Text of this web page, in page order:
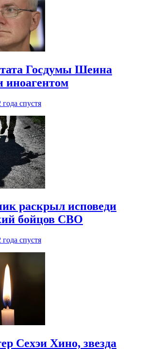
Госдумы Шеина
иноагентом
года спустя
раскрыл исповеди
бойцов СВО
года спустя
Сехэи Хино, звезда